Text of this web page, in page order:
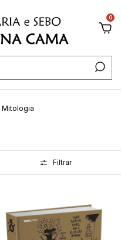
0
Mitologia
Filtrar